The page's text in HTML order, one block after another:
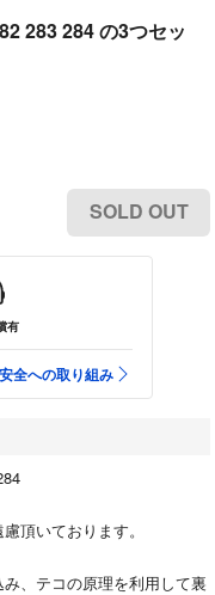
283 284 の3つセッ
SOLD OUT
有
全への取り組み
頂いております。
、テコの原理を利用して裏